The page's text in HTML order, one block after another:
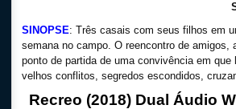
SINOPSE: Três casais com seus filhos em
semana no campo. O reencontro de amigos,
ponto de partida de uma convivência em que
velhos conflitos, segredos escondidos,
Recreo (2018) Dual Áudio